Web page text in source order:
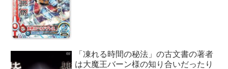
「凍れる時間の秘法」の古文書の著者
は大魔王バーン様の知り合いだったり